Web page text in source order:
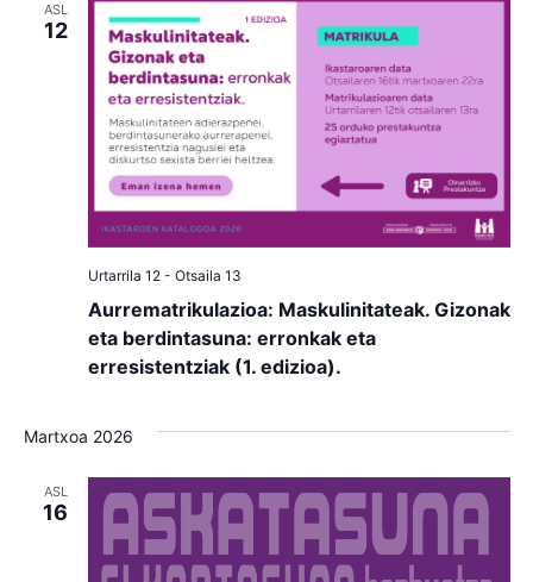
ASL
12
Aurrematrikulazioa: Maskulinitateak. Gizonak
eta berdintasuna: erronkak eta
erresistentziak (1. edizioa).
Urtarrila 12- Otsaila 13
Martxoa 2026
ASL
16